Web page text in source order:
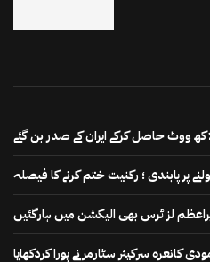
پر پابندی ؛ رکنیت ختم کرنے کا فیصلہ
لز ٹرس بھی الیکشن میں ہارگئیں